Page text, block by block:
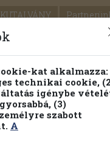
SEGÍTSÉG
Témaköri fa
kat alkalmazza:
technikai cookie,
igénybe
(3)
szabott
A